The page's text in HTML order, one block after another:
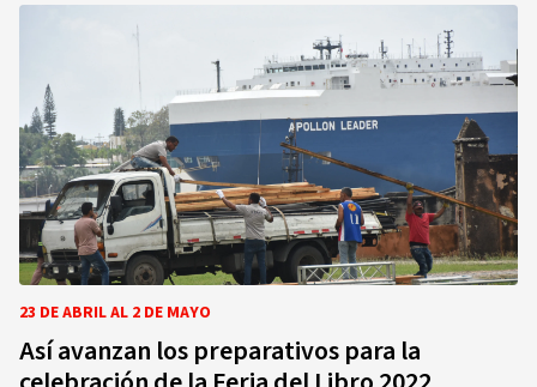
23 DE ABRIL AL 2 DE MAYO
Así avanzan los preparativos para la